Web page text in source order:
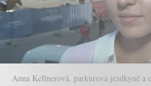
Anna Kellnerová, parkurová jezdkyně a